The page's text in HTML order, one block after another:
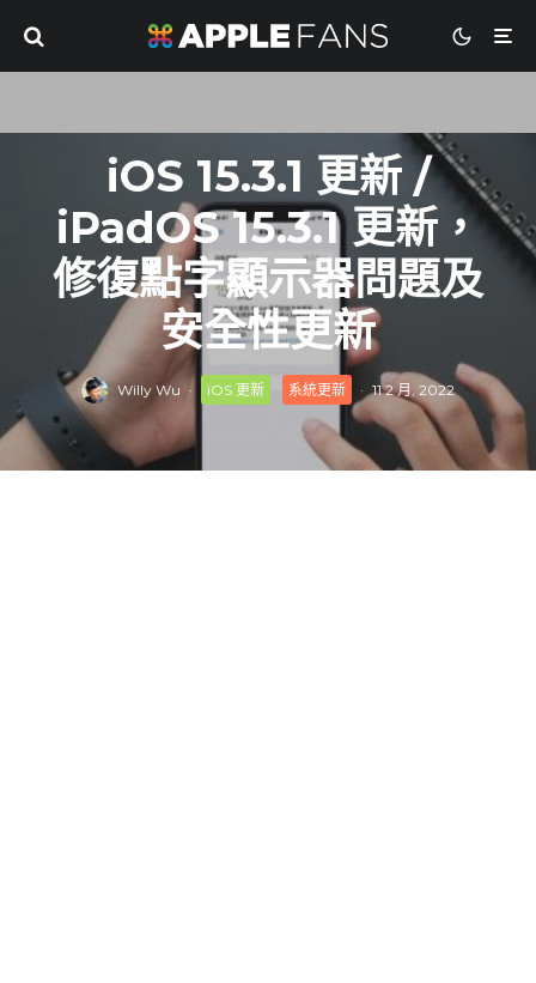
iOS 15.3.1 更新 /
iPadOS 15.3.1 更新，
修復點字顯示器問題及
安全性更新
Willy Wu · iOS 更新 系統更新 · 11 2 月, 2022